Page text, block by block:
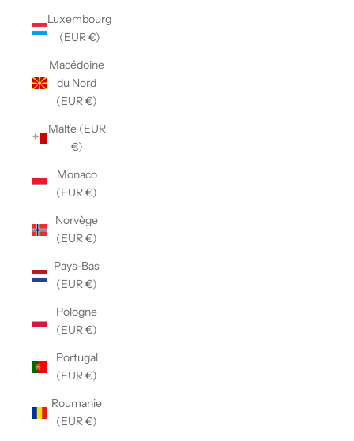
Luxembourg
(EUR €)
Macédoine
du Nord
(EUR €)
Malte (EUR
€)
Monaco
(EUR €)
Norvège
(EUR €)
Pays-Bas
(EUR €)
Pologne
(EUR €)
Portugal
(EUR €)
Roumanie
(EUR €)